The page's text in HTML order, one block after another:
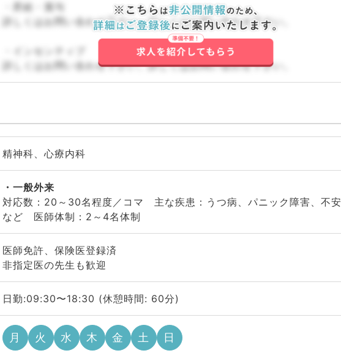
・昇給・賞与
詳しくはお問い合わせ下さい。詳しくはお問い合わせ下さい。
・インセンティブ
詳しくはお問い合わせ下さい。詳しくはお問い合わせ下さい。
精神科、心療内科
一般外来
対応数：20～30名程度／コマ 主な疾患：うつ病、パニック障害、不
など 医師体制：2～4名体制
医師免許、保険医登録済
非指定医の先生も歓迎
日勤:09:30〜18:30 (休憩時間: 60分)
月 火 水 木 金 土 日